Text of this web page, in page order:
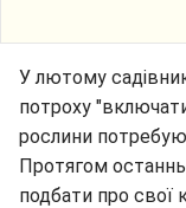
У лютому
потроху
рослини
Протягом
подбати про свої